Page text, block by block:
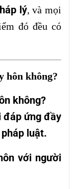
lý, và mọi
đó đều có
hôn không?
không?
đáp ứng đầy
luật.
với người